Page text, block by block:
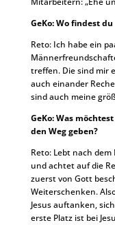
GeKo: Wo findest
Reto: Ich habe ein
treffen. Die sind mir
auch einander
sind auch meine
GeKo: Was
den Weg geben?
Reto: Lebt nach
und achtet auf die
zuerst von Gott
Weiterschenken.
Jesus auftanken,
erste Platz ist bei